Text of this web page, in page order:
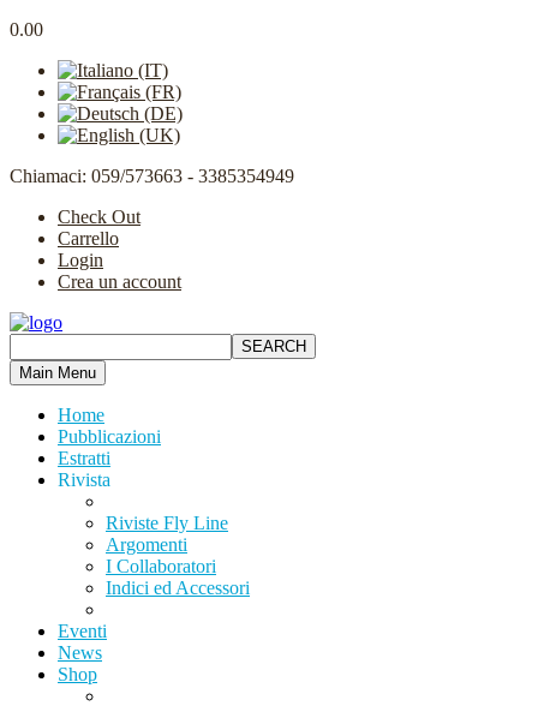
0.00
Chiamaci: 059/573663 - 3385354949
Check Out
Carrello
Login
Crea un account
Main Menu
Home
Pubblicazioni
Estratti
Rivista
Riviste Fly Line
Argomenti
I Collaboratori
Indici ed Accessori
Eventi
News
Shop